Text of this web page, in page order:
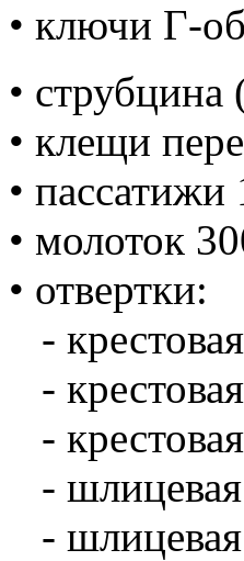
• ключи Г-
•
• клещи
•
• молоток
• отвертки:
-
-
-
-
-